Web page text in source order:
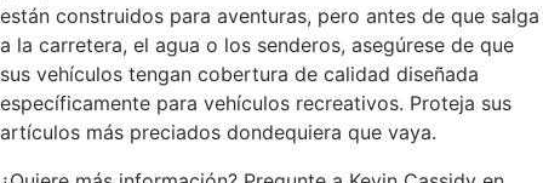
están construidos para aventuras, pero antes de que salga
a la carretera, el agua o los senderos, asegúrese de que
sus vehículos tengan cobertura de calidad diseñada
específicamente para vehículos recreativos. Proteja sus
artículos más preciados dondequiera que vaya.